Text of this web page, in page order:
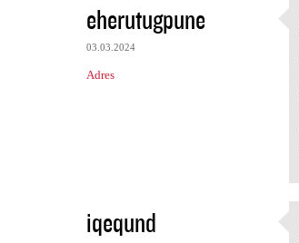
eherutugpune
03.03.2024
Adres
iqeqund